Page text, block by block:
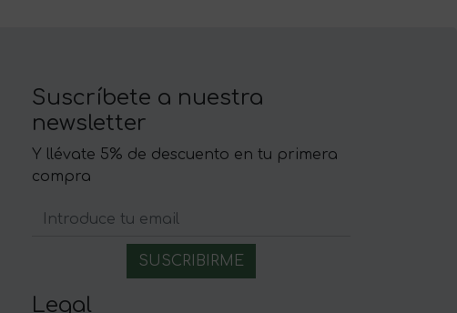
Suscríbete a nuestra
newsletter
Y llévate 5% de descuento en tu primera
compra
Legal